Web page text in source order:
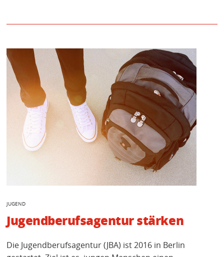
JUGEND
Jugendberufsagentur stärken
Die Jugendberufsagentur (JBA) ist 2016 in Berlin